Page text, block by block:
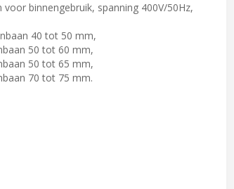
binnengebruik, spanning 400V/50Hz,
40 tot 50 mm,
50 tot 60 mm,
50 tot 65 mm,
70 tot 75 mm.